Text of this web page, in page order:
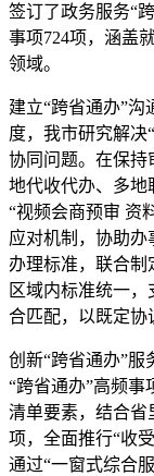
签订了政务服务“
事项724项，涵盖
领域。
建立“跨省通办”沟
度，我市研究解决
协同问题。在保持
地代收代办、多地
“视频会商预审 资
应对机制，协助办
办理标准，联合制
区域内标准统一
合匹配，以既定协
创新“跨省通办”服
“跨省通办”高频
清单要素，结合省
项，全面推行“收
通过“一窗式综合